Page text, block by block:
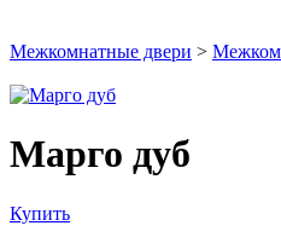
Межкомнатные двери >
Марго дуб
Купить